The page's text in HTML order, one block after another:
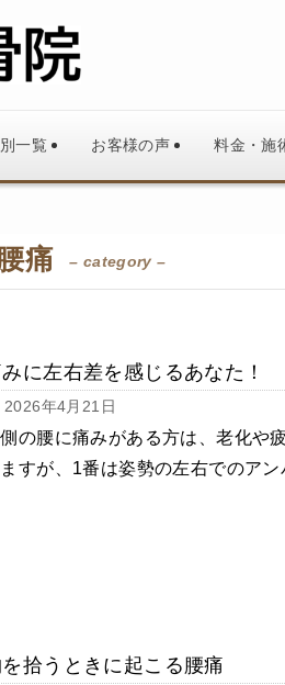
一覧 お客様の声 料金・施
痛 – category –
に左右差を感じるあなた！
2026年4月21日
の腰に痛みがある方は、老化や
すが、1番は姿勢の左右でのア
拾うときに起こる腰痛